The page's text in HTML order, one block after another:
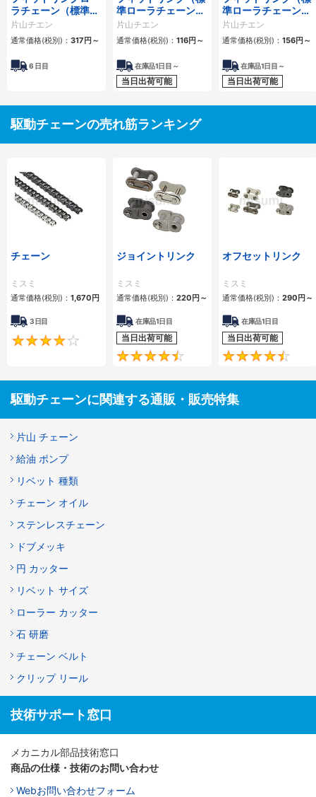
ラチェーン（標準ロ
ーラチェーン） 4列
片山チエン
通常価格(税別)： 317円～
6 日目
準ローラチェーン）
1列
片山チエン
通常価格(税別)： 116円～
在庫品1日目～
当日出荷可能
準ローラチェーン）
2列
片山チエン
通常価格(税別)： 156円～
在庫品1日目～
当日出荷可能
駆動チェーンの売れ筋ランキング
チェーン
ミスミ
通常価格(税別)： 1,670円
3日目
4.2
ジョイントリンク
ミスミ
通常価格(税別)： 220円～
在庫品1日目
当日出荷可能
4.5
オフセットリンク
ミスミ
通常価格(税別)： 290円～
在庫品1日目
当日出荷可能
駆動チェーンに関連する通販・販売特集
片山 チェーン
給油 ポンプ
リベット 種類
チェーン オイル
ステンレスチェーン
ドブメッキ
円 カッター
リベット サイズ
ローラー カッター
石 研磨
チェーン ベルト
クリップ リール
技術サポート窓口
メカニカル部品技術窓口
商品の仕様・技術のお問い合わせ
Webお問い合わせフォーム